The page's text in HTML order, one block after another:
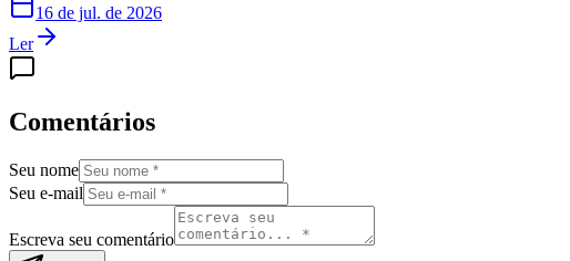
16 de jul. de 2026
Ler
Comentários
Seu nome
Seu e-mail
Escreva seu comentário